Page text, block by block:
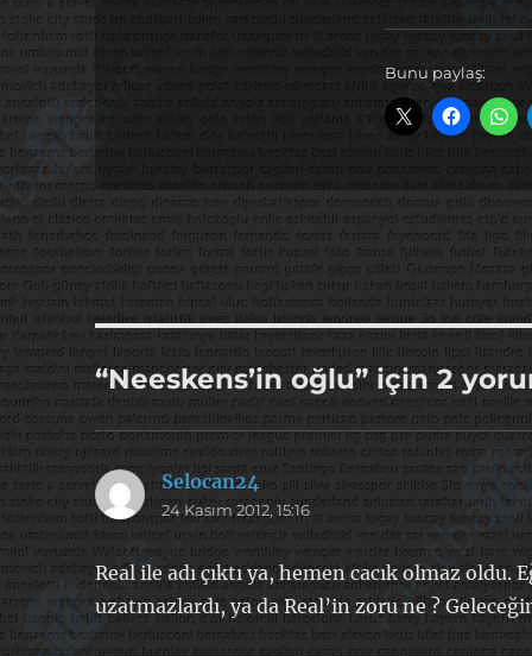
Bunu paylaş:
“Neeskens’in oğlu” için 2
Selocan24dedi
ki:
24 Kasım 2012, 15:16
Real ile adı çıktı ya, hemen cacık olmaz oldu.
uzatmazlardı, ya da Real’in zoru ne ?